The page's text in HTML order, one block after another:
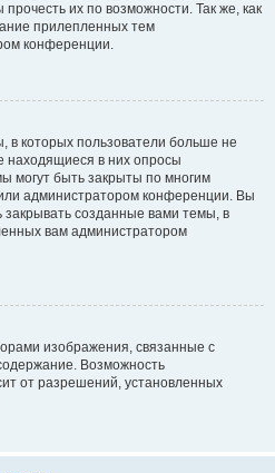
их по возможности. Так же, как
прилепленных тем
конференции.
которых пользователи больше не
находящиеся в них опросы
могут быть закрыты по многим
администратором конференции. Вы
созданные вами темы, в
вам администратором
изображения, связанные с
Возможность
от разрешений, установленных